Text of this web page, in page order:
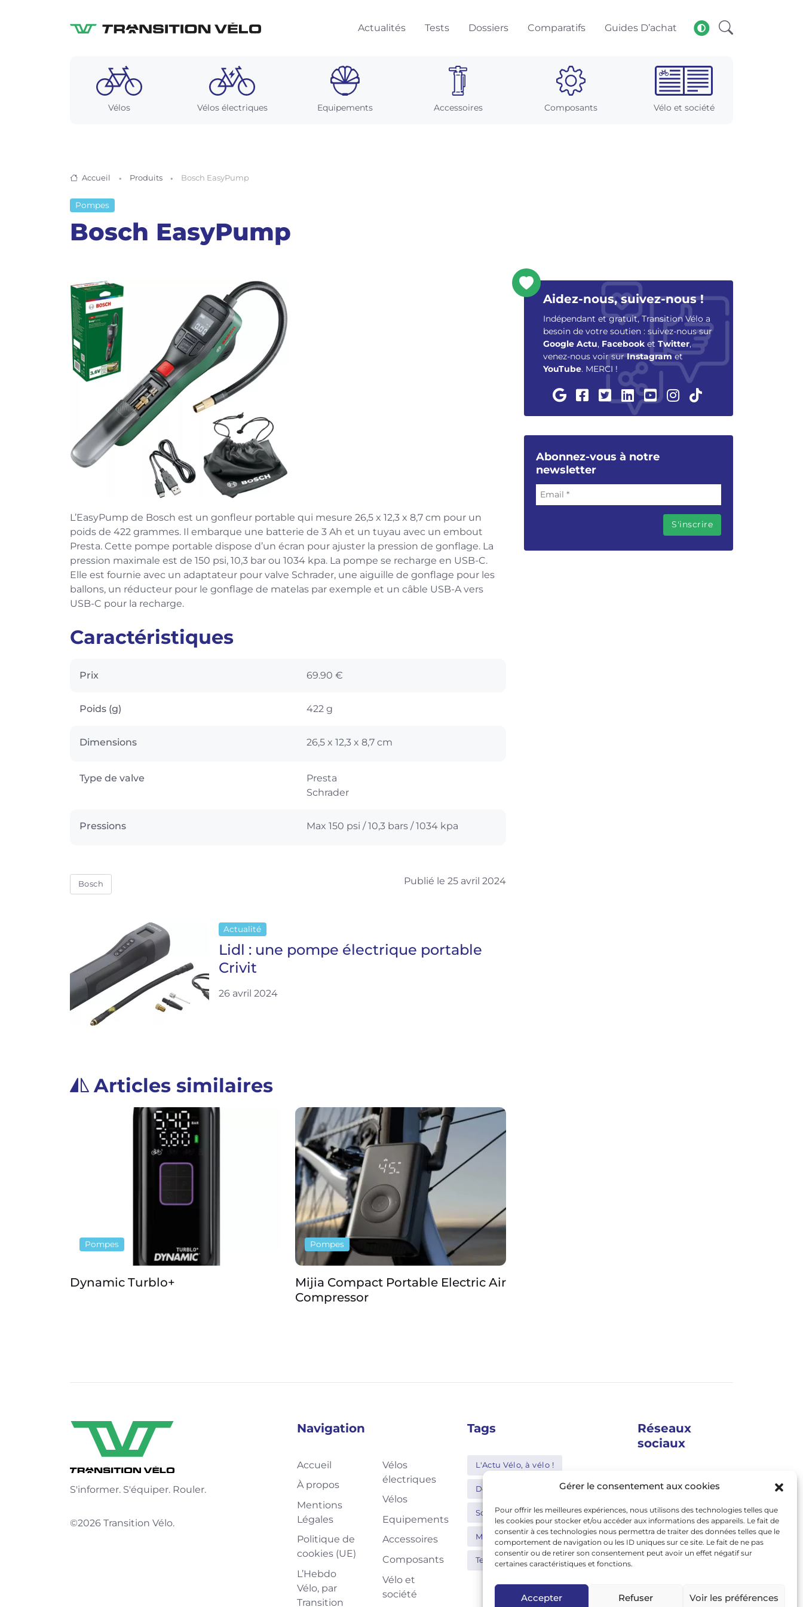
Gérer le consentement aux cookies
Pour offrir les meilleures expériences, nous utilisons des technologies telles que
les cookies pour stocker et/ou accéder aux informations des appareils. Le fait de
consentir à ces technologies nous permettra de traiter des données telles que le
comportement de navigation ou les ID uniques sur ce site. Le fait de ne pas
consentir ou de retirer son consentement peut avoir un effet négatif sur
certaines caractéristiques et fonctions.
Accepter Refuser Voir les préférences
Actualités Tests Dossiers Comparatifs Guides D’achat
Vélos Vélos électriques Equipements Accessoires Composants Vélo et société
Accueil Produits Bosch EasyPump
Pompes
Bosch EasyPump
L’EasyPump de Bosch est un gonfleur portable qui mesure 26,5 x 12,3 x 8,7 cm pour un
poids de 422 grammes. Il embarque une batterie de 3 Ah et un tuyau avec un embout
Presta. Cette pompe portable dispose d’un écran pour ajuster la pression de gonflage. La
pression maximale est de 150 psi, 10,3 bar ou 1034 kpa. La pompe se recharge en USB-C.
Elle est fournie avec un adaptateur pour valve Schrader, une aiguille de gonflage pour les
ballons, un réducteur pour le gonflage de matelas par exemple et un câble USB-A vers
USB-C pour la recharge.
Caractéristiques
Prix 69.90 €
Poids (g) 422 g
Dimensions 26,5 x 12,3 x 8,7 cm
Type de valve
Presta
Schrader
Pressions Max 150 psi / 10,3 bars / 1034 kpa
Bosch Publié le 25 avril 2024
Actualité
Lidl : une pompe électrique portable
Crivit
26 avril 2024
Articles similaires
Pompes
Dynamic Turblo+
Pompes
Mijia Compact Portable Electric Air
Compressor
Aidez-nous, suivez-nous !
Indépendant et gratuit, Transition Vélo a
besoin de votre soutien : suivez-nous sur
Google Actu, Facebook et Twitter,
venez-nous voir surInstagramet
YouTube. MERCI !
Abonnez-vous à notre
newsletter
S'informer. S'équiper. Rouler.
©2026 Transition Vélo.
Navigation
Accueil
À propos
Mentions
Légales
Politique de
cookies (UE)
L’Hebdo
Vélo, par
Transition
Vélos
électriques
Vélos
Equipements
Accessoires
Composants
Vélo et
société
Tags
L'Actu Vélo, à vélo !
Decathlon Shimano
Schwalbe Bosch
Moustache Abus
Tern Thule Nakamura
Réseaux
sociaux
twitter
linkedin
youtube